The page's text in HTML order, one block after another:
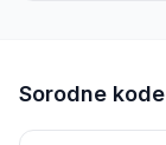
Sorodne kode